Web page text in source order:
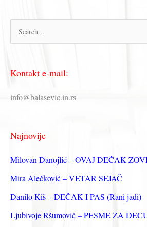
р
т
р
а
з
а
Kontakt e-mail:
info@balasevic.in.rs
Najnovije
Milovan Danojlić – OVAJ DEČAK
Mira Alečković – VETAR SEJAČ
Danilo Kiš – DEČAK I PAS (Rani jadi)
Ljubivoje Ršumović – PESME ZA